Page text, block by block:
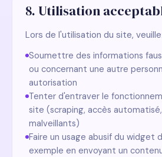
8. Utilisation
Lors de l'utilisation du site,
Soumettre des informations
ou concernant une autre
autorisation
Tenter d'entraver le
site (scraping, accès
malveillants)
Faire un usage abusif du widget
exemple en envoyant un